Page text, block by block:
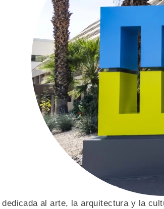
al arte, la arquitectura y la